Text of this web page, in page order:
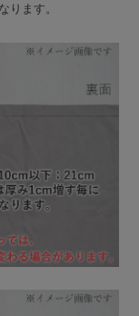
ります。